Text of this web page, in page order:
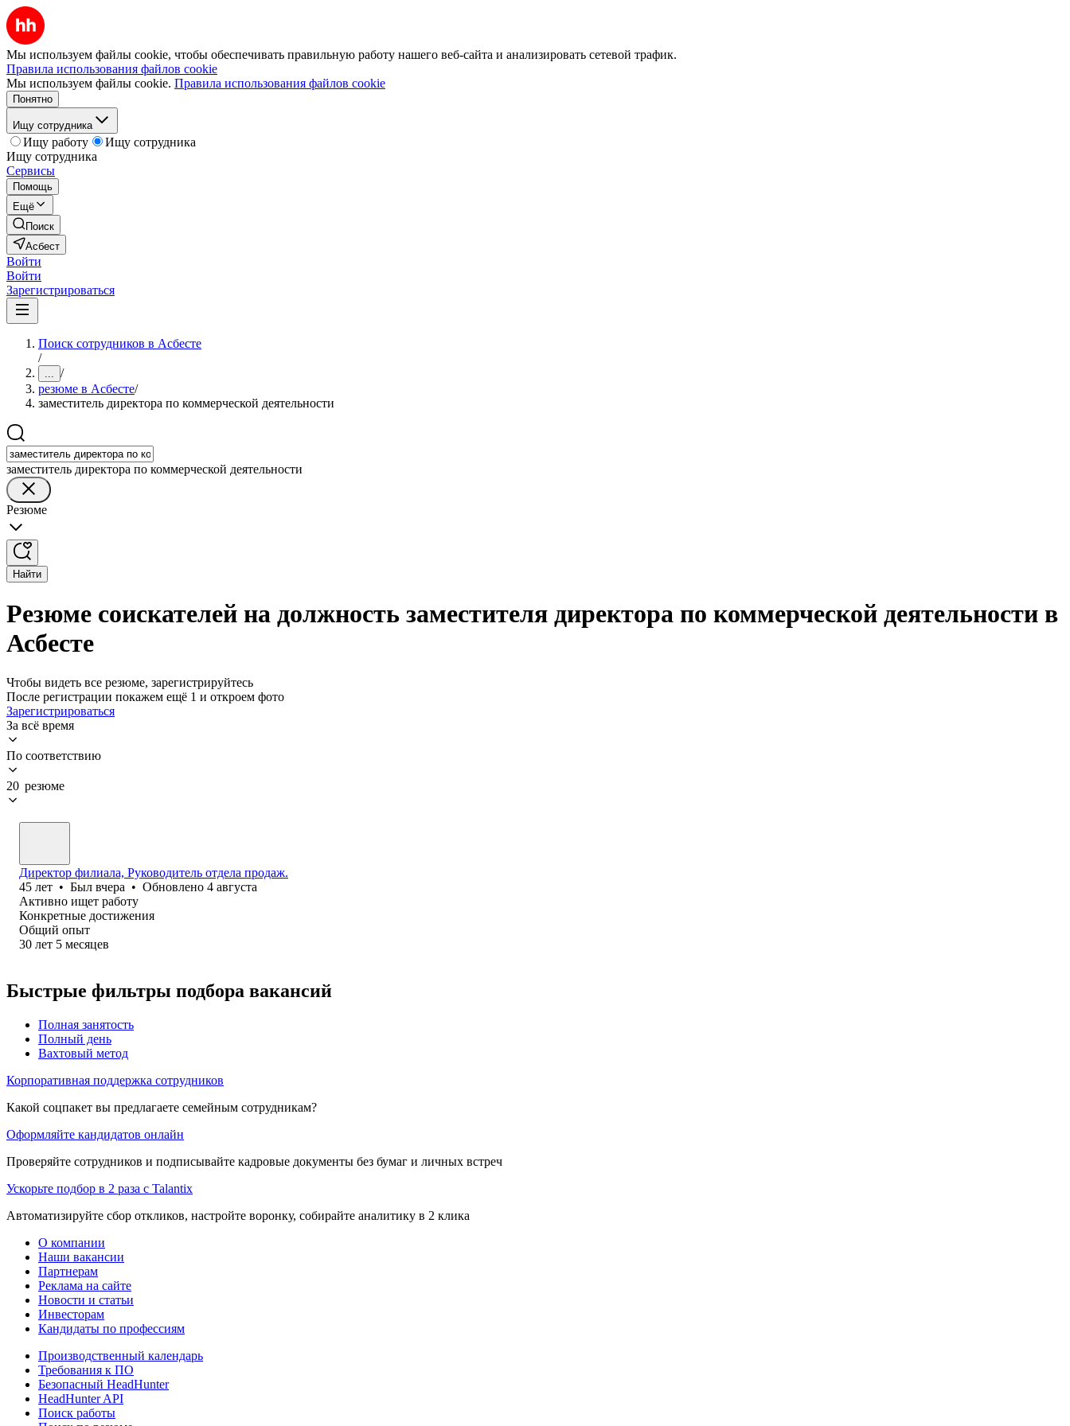
Мы используем файлы cookie, чтобы обеспечивать правильную работу нашего веб-сайта и анализировать сетевой трафик.
Правила использования файлов cookie
Мы используем файлы cookie. Правила использования файлов cookie
Понятно
Ищу сотрудника
Ищу работу
Ищу сотрудника
Ищу сотрудника
Сервисы
Помощь
Ещё
Поиск
Асбест
Войти
Войти
Зарегистрироваться
Поиск сотрудников в Асбесте
/
... /
резюме в Асбесте/
заместитель директора по коммерческой деятельности
заместитель директора по коммерческой деятельности
Резюме
Найти
Резюме соискателей на должность заместителя директора по коммерческой деятельности в
Асбесте
Чтобы видеть все резюме, зарегистрируйтесь
После регистрации покажем ещё 1 и откроем фото
Зарегистрироваться
За всё время
По соответствию
20 резюме
Директор филиала, Руководитель отдела продаж.
45 лет • Был вчера • Обновлено 4 августа
Активно ищет работу
Конкретные достижения
Общий опыт
30 лет 5 месяцев
Быстрые фильтры подбора вакансий
Полная занятость
Полный день
Вахтовый метод
Корпоративная поддержка сотрудников
Какой соцпакет вы предлагаете семейным сотрудникам?
Оформляйте кандидатов онлайн
Проверяйте сотрудников и подписывайте кадровые документы без бумаг и личных встреч
Ускорьте подбор в 2 раза с Talantix
Автоматизируйте сбор откликов, настройте воронку, собирайте аналитику в 2 клика
О компании
Наши вакансии
Партнерам
Реклама на сайте
Новости и статьи
Инвесторам
Кандидаты по профессиям
Производственный календарь
Требования к ПО
Безопасный HeadHunter
HeadHunter API
Поиск работы